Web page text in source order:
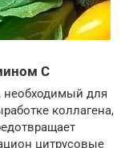
C
для
коллагена,
цитрусовые